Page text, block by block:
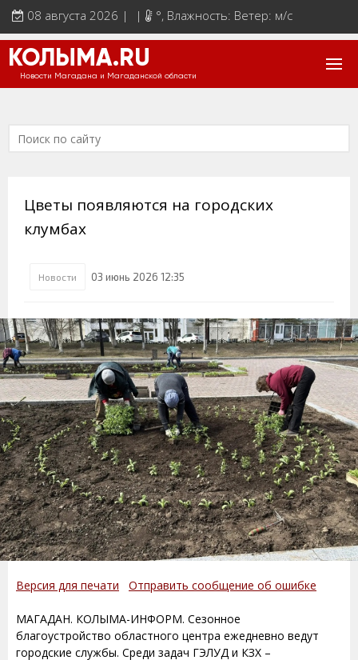
08 августа 2026 | | °, Влажность: Ветер: м/с
КОЛЫМА.RU
Новости Магадана и Магаданской области
Цветы появляются на городских
клумбах
Новости 03 июнь 2026 12:35
Версия для печати Отправить сообщение об ошибке
МАГАДАН. КОЛЫМА-ИНФОРМ. Сезонное
благоустройство областного центра ежедневно ведут
городские службы. Среди задач ГЭЛУД и КЗХ –